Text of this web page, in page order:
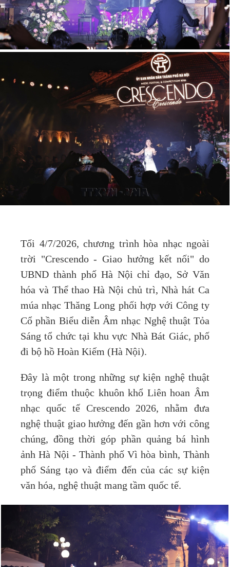
Tối 4/7/2026, chương trình hòa nhạc ngoài
trời "Crescendo - Giao hưởng kết nối" do
UBND thành phố Hà Nội chỉ đạo, Sở Văn
hóa và Thể thao Hà Nội chủ trì, Nhà hát Ca
múa nhạc Thăng Long phối hợp với Công ty
Cổ phần Biểu diễn Âm nhạc Nghệ thuật Tỏa
Sáng tổ chức tại khu vực Nhà Bát Giác, phố
đi bộ hồ Hoàn Kiếm (Hà Nội).
Đây là một trong những sự kiện nghệ thuật
trọng điểm thuộc khuôn khổ Liên hoan Âm
nhạc quốc tế Crescendo 2026, nhằm đưa
nghệ thuật giao hưởng đến gần hơn với công
chúng, đồng thời góp phần quảng bá hình
ảnh Hà Nội - Thành phố Vì hòa bình, Thành
phố Sáng tạo và điểm đến của các sự kiện
văn hóa, nghệ thuật mang tầm quốc tế.